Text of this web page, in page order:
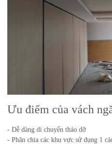
Ưu điểm của vách
- Dễ dàng di chuyển tháo dỡ
- Phân chia các khu vực sử dụng 1